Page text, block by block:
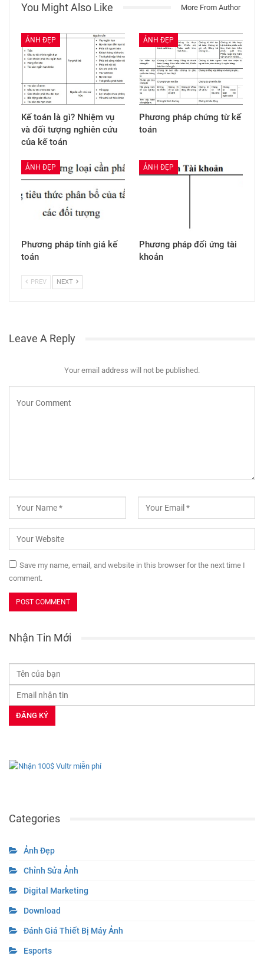
You Might Also Like More From Author
ẢNH ĐẸP
Kế toán là gì? Nhiệm vụ
và đối tượng nghiên cứu
của kế toán
ẢNH ĐẸP
Phương pháp chứng từ kế
toán
ẢNH ĐẸP
Phương pháp tính giá kế
toán
ẢNH ĐẸP
Phương pháp đối ứng tài
khoản
PREV NEXT
Leave A Reply
Your email address will not be published.
Save my name, email, and website in this browser for the next time I
comment.
Nhận Tin Mới
Categories
Ảnh Đẹp
Chỉnh Sửa Ảnh
Digital Marketing
Download
Đánh Giá Thiết Bị Máy Ảnh
Esports